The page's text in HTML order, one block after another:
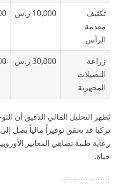
تكثيف
مقدمة
الرأس
10,000 ر.س
زراعة
البصيلات
المجهرية
30,000 ر.س
يُظهر التحليل المالي الدقيق أن
رعاية طبية تضاهي المعايير
حياة.